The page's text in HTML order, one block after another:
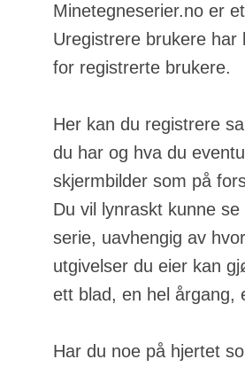
Minetegneserier.no er
Uregistrere brukere har
for registrerte brukere.
Her kan du registrere
du har og hva du
skjermbilder som på
Du vil lynraskt kunne
serie, uavhengig av
utgivelser du eier kan
ett blad, en hel årgang,
Har du noe på hjertet